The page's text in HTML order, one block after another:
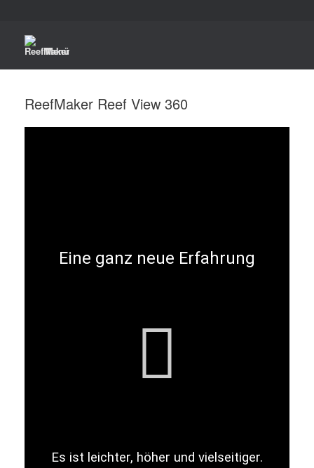
Menü
ReefMaker Reef View 360
Eine ganz neue Erfahrung
Es ist leichter, höher und vielseitiger.